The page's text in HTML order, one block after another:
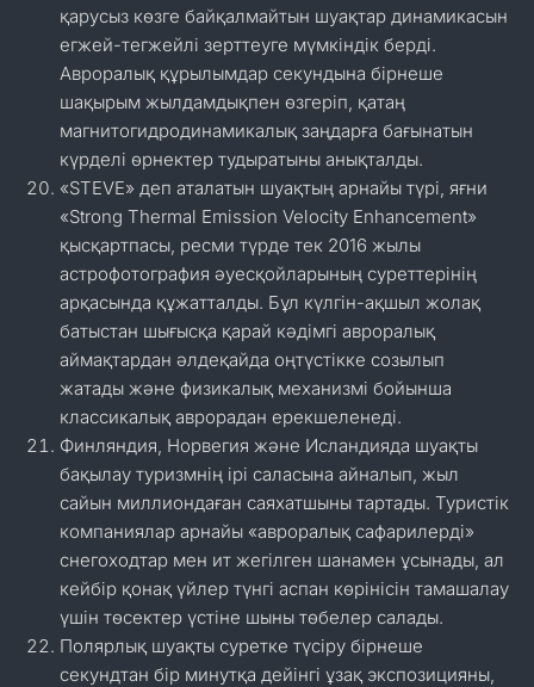
қарусыз көзге байқалмайтын шуақтар динамикасын
егжей-тегжейлі зерттеуге мүмкіндік берді.
Авроралық құрылымдар секундына бірнеше
шақырым жылдамдықпен өзгеріп, қатаң
магнитогидродинамикалық заңдарға бағынатын
күрделі өрнектер тудыратыны анықталды.
«STEVE» деп аталатын шуақтың арнайы түрі, яғни
«Strong Thermal Emission Velocity Enhancement»
қысқартпасы, ресми түрде тек 2016 жылы
астрофотография әуесқойларының суреттерінің
арқасында құжатталды. Бұл күлгін-ақшыл жолақ
батыстан шығысқа қарай кәдімгі авроралық
аймақтардан әлдеқайда оңтүстікке созылып
жатады және физикалық механизмі бойынша
классикалық аврорадан ерекшеленеді.
Финляндия, Норвегия және Исландияда шуақты
бақылау туризмнің ірі саласына айналып, жыл
сайын миллиондаған саяхатшыны тартады. Туристік
компаниялар арнайы «авроралық сафарилерді»
снегоходтар мен ит жегілген шанамен ұсынады, ал
кейбір қонақ үйлер түнгі аспан көрінісін тамашалау
үшін төсектер үстіне шыны төбелер салады.
Полярлық шуақты суретке түсіру бірнеше
секундтан бір минутқа дейінгі ұзақ экспозицияны,